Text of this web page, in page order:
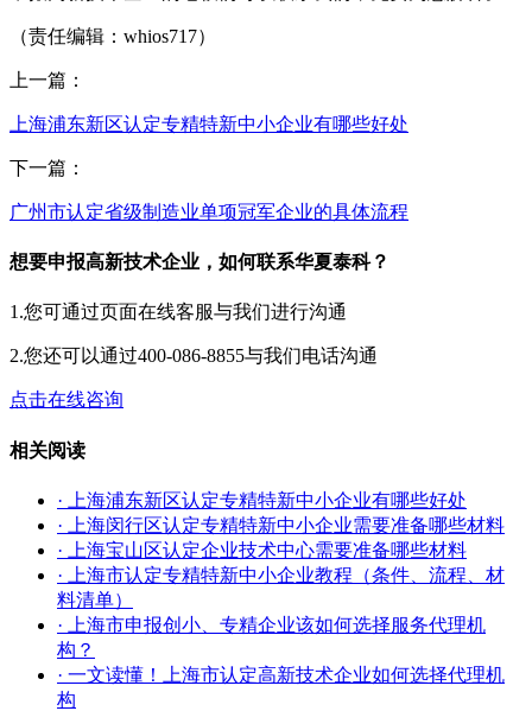
（责任编辑：whios717）
上一篇：
上海浦东新区认定专精特新中小企业有哪些好处
下一篇：
广州市认定省级制造业单项冠军企业的具体流程
想要申报高新技术企业，如何联系华夏泰科？
1.您可通过页面在线客服与我们进行沟通
2.您还可以通过400-086-8855与我们电话沟通
点击在线咨询
相关阅读
· 上海浦东新区认定专精特新中小企业有哪些好处
· 上海闵行区认定专精特新中小企业需要准备哪些材料
· 上海宝山区认定企业技术中心需要准备哪些材料
· 上海市认定专精特新中小企业教程（条件、流程、材
料清单）
· 上海市申报创小、专精企业该如何选择服务代理机
构？
· 一文读懂！上海市认定高新技术企业如何选择代理机
构